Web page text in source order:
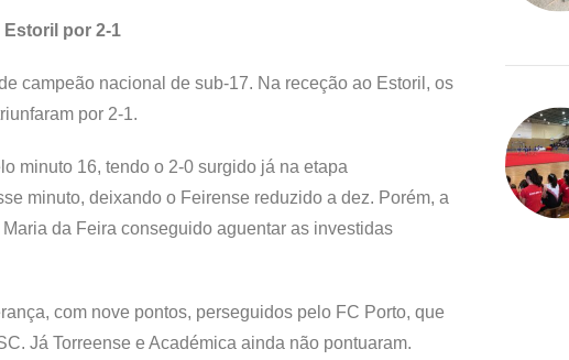
por 2-1
campeão nacional de sub-17. Na receção ao Estoril, os
por 2-1.
minuto 16, tendo o 2-0 surgido já na etapa
minuto, deixando o Feirense reduzido a dez. Porém, a
da Feira conseguido aguentar as investidas
com nove pontos, perseguidos pelo FC Porto, que
Já Torreense e Académica ainda não pontuaram.